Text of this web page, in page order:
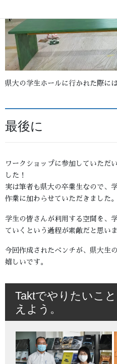
県大の学生ホールに行かれた際に
最後に
ワークショップに参加していただ
した！
実は筆者も県大の卒業生なので、
作業に加わらせていただきました。
学生の皆さんが利用する空間を、
ていくという過程が素敵だと思いま
今回作成されたベンチが、県大生
嬉しいです。
Taktでやりたいこ
えよう。